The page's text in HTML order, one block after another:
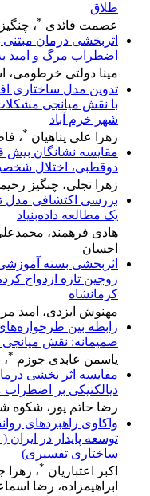
طلاق
عصمت قائدی *،
اثربخشی درمان مبتنی
اضطراب مرگ و امید
مینا دولتی خرطومی،
تدوین مدل ساختاری
شهر خرم آباد
زهرا علی پناهیان *،
مقایسه نشانگان بیش
دوقطبی، اختلال
زهرا تجلی، چنگیز
بررسی اکتشافی مدل
یک مطالعه داده‌بنیاد
هادی فرهمند،
احسان
اثربخشی بسته
زوجین تازه ازدواج
کرمانشاه
مهنوش ایزدی، امید
رابطه بین
صمیمانه: نقش
یاسمن عابدی جوزم *،
مقایسه اثر بخشی
دیالکتیکی بر اضطراب
رضا حاتم پور، شکوه
واکاوی راهبردهای
توسعه پایدار در ایران
ساختاری تفسیری)
اکبر اعتباریان *، زهرا
ابراهیمزاده، رضا